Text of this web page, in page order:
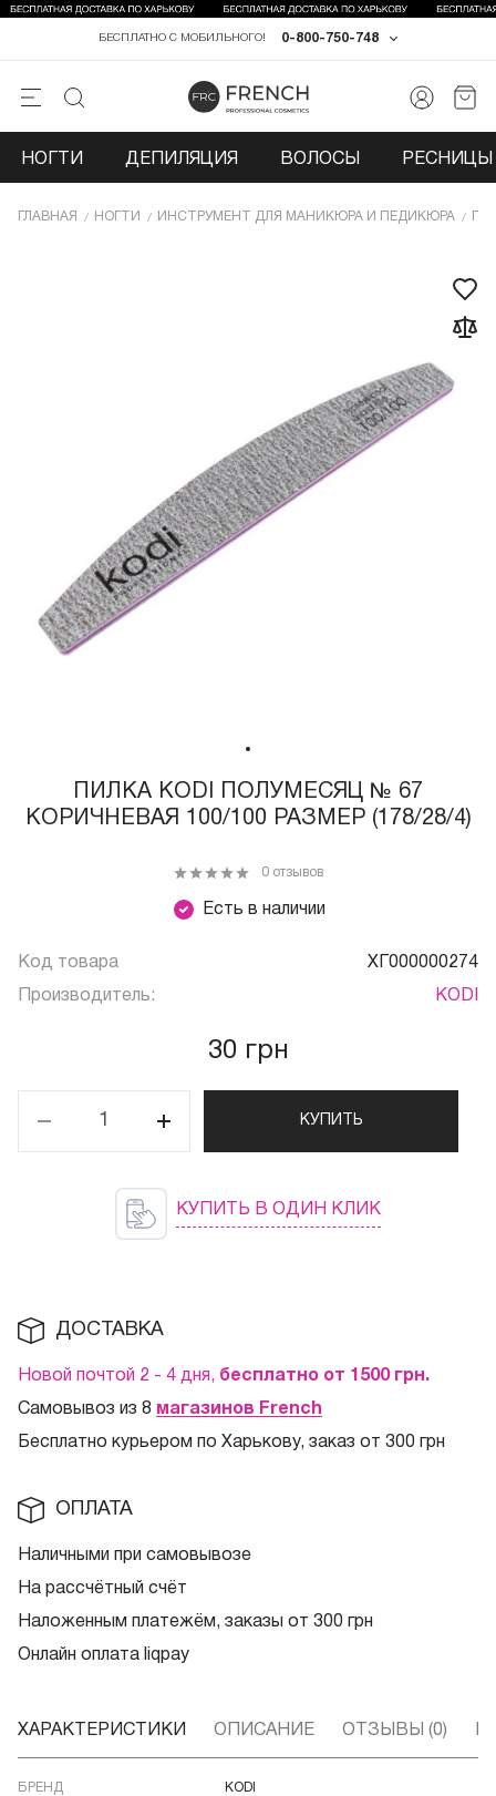
0-800-750-748
БЕСПЛАТНО С МОБИЛЬНОГО!
НОГТИ ДЕПИЛЯЦИЯ ВОЛОСЫ РЕСНИЦЫ
ГЛАВНАЯ НОГТИ ИНCТРУМЕНТ ДЛЯ МАНИКЮРА И ПЕДИКЮРА
ПИЛКА КODI ПОЛУМЕСЯЦ № 67
КОРИЧНЕВАЯ 100/100 РАЗМЕР (178/28/4)
Есть в наличии
0 отзывов
Код товара ХГ000000274
Производитель: KODI
30 грн
КУПИТЬ
КУПИТЬ В ОДИН КЛИК
ДОСТАВКА
Новой почтой 2 - 4 дня, бесплатно от 1500 грн.
Самовывоз из 8 магазинов French
Бесплатно курьером по Харькову, заказ от 300 грн
ОПЛАТА
Наличными при самовывозе
На рассчётный счёт
Наложенным платежём, заказы от 300 грн
Онлайн оплата liqpay
ХАРАКТЕРИСТИКИ ОПИСАНИЕ ОТЗЫВЫ (0)
БРЕНД KODI